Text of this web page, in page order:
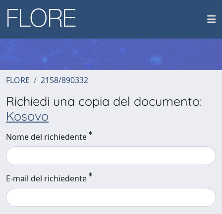
FLORE 2158/890332
Richiedi una copia del documento:
Kosovo
Nome del richiedente
E-mail del richiedente